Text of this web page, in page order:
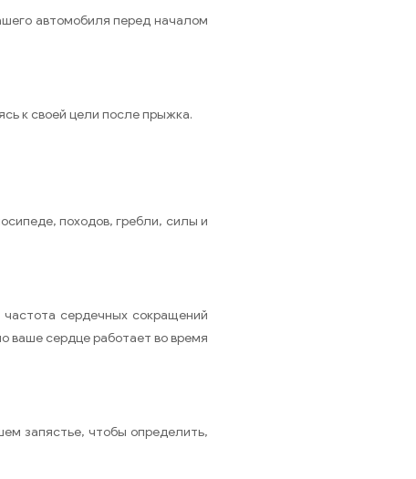
автомобиля перед началом
к своей цели после прыжка.
походов, гребли, силы и
сердечных сокращений
ваше сердце работает во время
запястье, чтобы определить,